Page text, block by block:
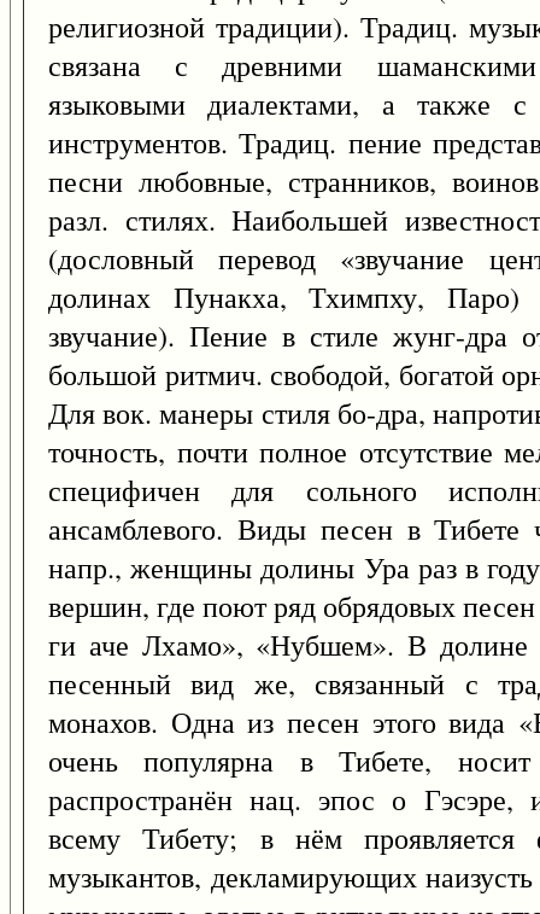
религиозной традиции). Традиц.
связана с древними
языковыми диалектами, а также с
инструментов. Традиц. пение
песни любовные, странников,
разл. стилях. Наибольшей
(дословный перевод «звучание
долинах Пунакха, Тхимпху, Паро)
звучание). Пение в стиле жунг-дра
большой ритмич. свободой, богатой
Для вок. манеры стиля бо-дра,
точность, почти полное отсутствие
специфичен для сольного
ансамблевого. Виды песен в Тибете
напр., женщины долины Ура раз в
вершин, где поют ряд обрядовых
ги аче Лхамо», «Нубшем». В долине
песенный вид же, связанный с
монахов. Одна из песен этого вида
очень популярна в Тибете,
распространён нац. эпос о Гэсэре,
всему Тибету; в нём проявляется
музыкантов, декламирующих